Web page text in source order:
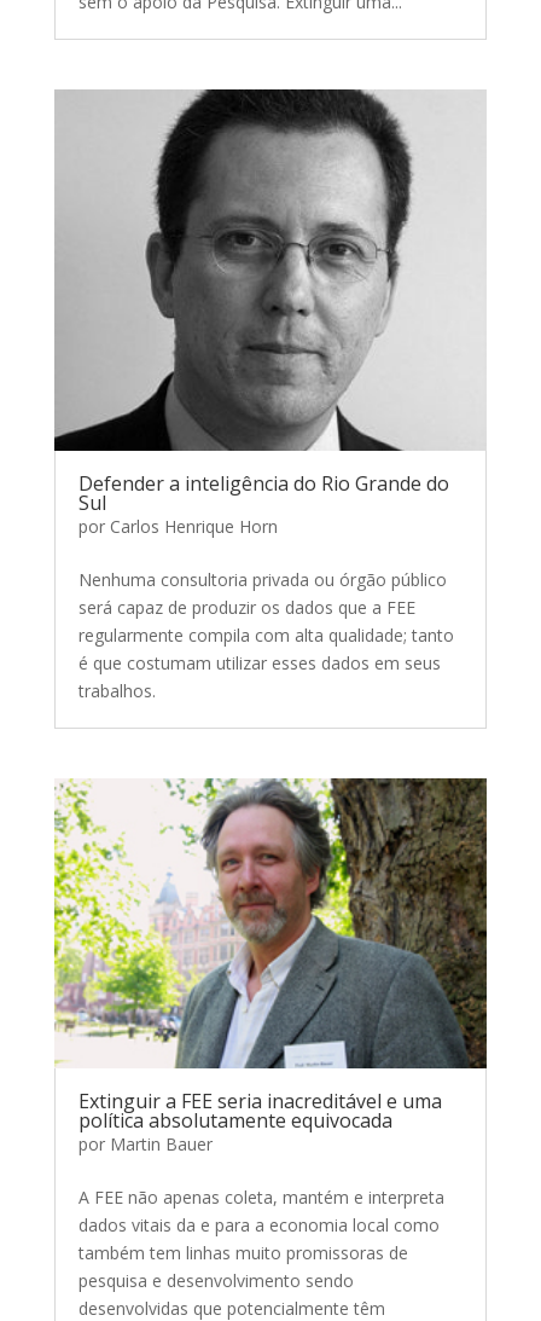
Defender a inteligência do Rio Grande do
Sul
por Carlos Henrique Horn
Nenhuma consultoria privada ou órgão público
será capaz de produzir os dados que a FEE
regularmente compila com alta qualidade; tanto
é que costumam utilizar esses dados em seus
trabalhos.
Extinguir a FEE seria inacreditável e uma
política absolutamente equivocada
por Martin Bauer
A FEE não apenas coleta, mantém e interpreta
dados vitais da e para a economia local como
também tem linhas muito promissoras de
pesquisa e desenvolvimento sendo
desenvolvidas que potencialmente têm